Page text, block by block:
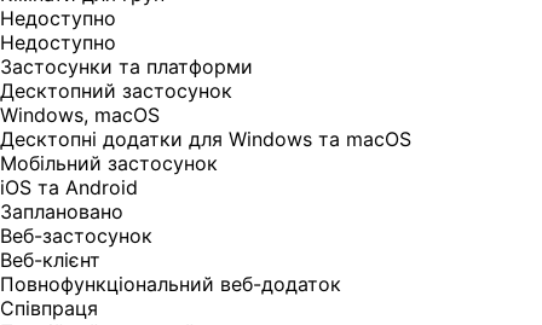
Недоступно
Недоступно
Застосунки та платформи
Десктопний застосунок
Windows, macOS
Десктопні додатки для Windows та macOS
Мобільний застосунок
iOS та Android
Заплановано
Веб-застосунок
Веб-клієнт
Повнофункціональний веб-додаток
Співпраця